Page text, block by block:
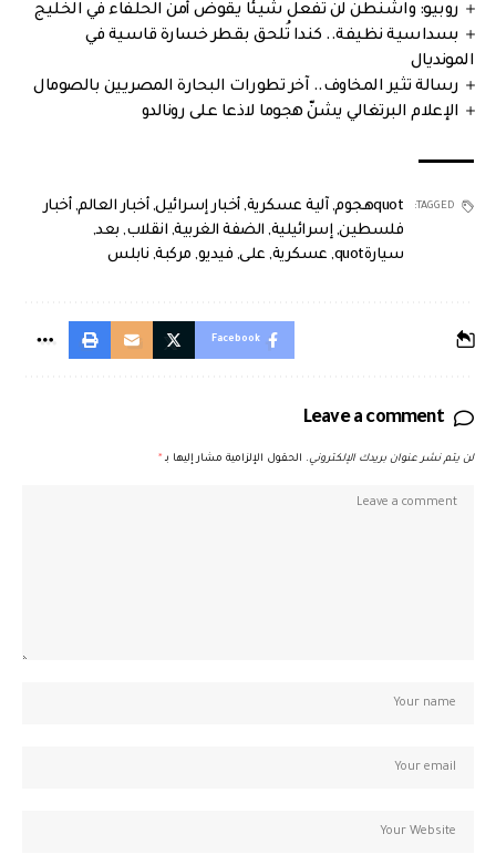
روبيو: واشنطن لن تفعل شيئا يقوض أمن الحلفاء في الخليج
بسداسية نظيفة.. كندا تُلحق بقطر خسارة قاسية في
المونديال
رسالة تثير المخاوف.. آخر تطورات البحارة المصريين بالصومال
الإعلام البرتغالي يشنّ هجوما لاذعا على رونالدو
TAGGED: quotهجوم , آلية عسكرية, أخبار إسرائيل, أخبار العالم, أخبار
فلسطين, إسرائيلية, الضفة الغربية, انقلاب, بعد,
سيارةquot
, عسكرية, على, فيديو, مركبة, نابلس
Facebook
Leave a comment
لن يتم نشر عنوان بريدك الإلكتروني. الحقول الإلزامية مشار إليها بـ *